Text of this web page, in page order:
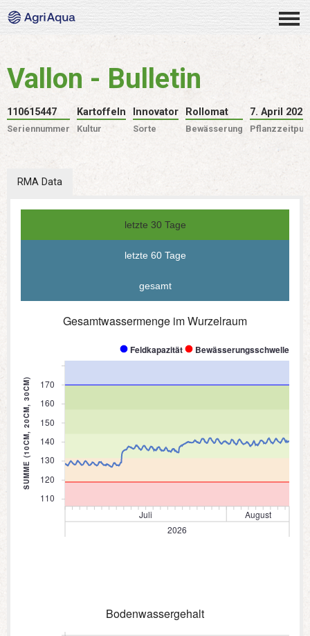
Vallon - Bulletin
110615447
Seriennummer
Kartoffeln
Kultur
Innovator
Sorte
Rollomat
Bewässerung
7. April 2026
RMA Data
letzte 30 Tage
letzte 60 Tage
gesamt